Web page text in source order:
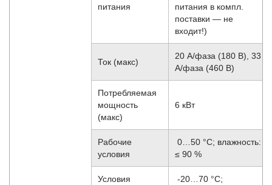
питания
питания в компл.
поставки — не
входит!)
Ток (макс)
20 А/фаза (180 В), 33
А/фаза (460 В)
Потребляемая
мощность
(макс)
6 кВт
Рабочие
условия
0…50 °C; влажность:
≤ 90 %
Условия
-20…70 °С;